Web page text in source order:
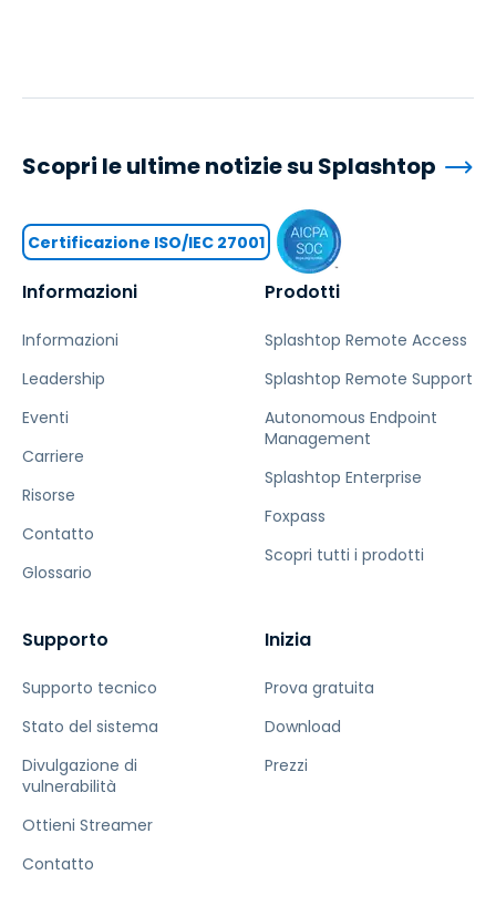
Informazioni
Informazioni
Leadership
Eventi
Carriere
Risorse
Contatto
Glossario
Prodotti
Splashtop Remote Access
Splashtop Remote Support
Autonomous Endpoint
Management
Splashtop Enterprise
Foxpass
Scopri tutti i prodotti
Supporto
Supporto tecnico
Stato del sistema
Divulgazione di
vulnerabilità
Ottieni Streamer
Contatto
Inizia
Prova gratuita
Download
Prezzi
Scopri le ultime notizie su Splashtop
Certificazione ISO/IEC 27001